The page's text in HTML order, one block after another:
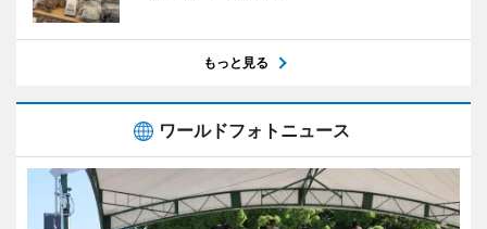
もっと見る
ワールドフォトニュース